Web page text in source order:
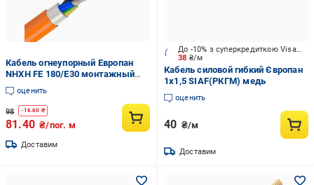
Кабель огнеупорный Европан
NHXH FE 180/E30 монтажный
трехжильный-однопроволочный
3x 2,5 мм2 (121353-1C)
оценить
98 -16.60 ₴
81.40 ₴/пог. м
Доставим
38 ₴/м
До -10% з суперкредиткою Visa Вигода
Кабель силовой гибкий Європан
1x1,5 SIAF(РКГМ) медь
оценить
40 ₴/м
Доставим